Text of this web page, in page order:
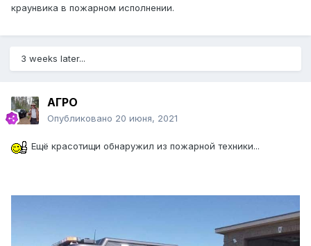
краунвика в пожарном исполнении.
3 weeks later...
АГРО
Опубликовано 20 июня, 2021
Ещё красотищи обнаружил из пожарной техники...